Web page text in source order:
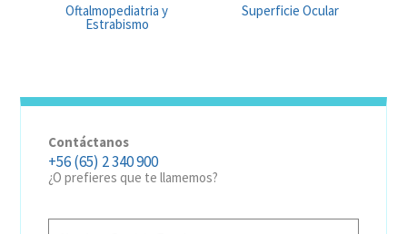
Oftalmopediatria y
Estrabismo
Superficie Ocular
Contáctanos
+56 (65) 2 340 900
¿O prefieres que te llamemos?